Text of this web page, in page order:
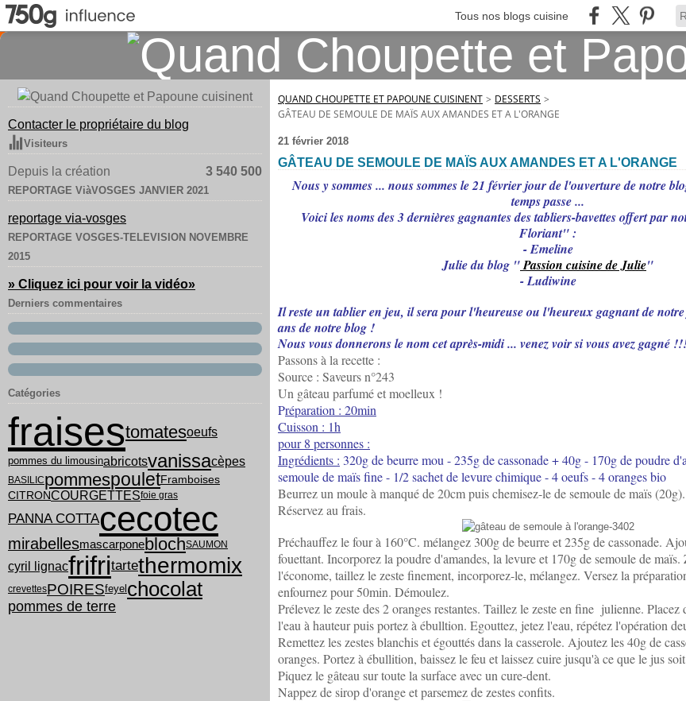
Tous nos blogs cuisine
Contacter le propriétaire du blog
Visiteurs
Depuis la création 3 540 500
REPORTAGE ViàVOSGES JANVIER 2021
reportage via-vosges
REPORTAGE VOSGES-TELEVISION NOVEMBRE
2015
» Cliquez ici pour voir la vidéo»
Derniers commentaires
Catégories
fraisestomatesoeufs
pommes du limousinabricotsvanissacèpes
BASILICpommespouletFramboises
CITRONCOURGETTESfoie gras
PANNA COTTAcecotec
mirabellesmascarponeblochSAUMON
cyril lignacfrifritartethermomix
crevettesPOIRESfeyel chocolat
pommes de terre
QUAND CHOUPETTE ET PAPOUNE CUISINENT > DESSERTS >
GÂTEAU DE SEMOULE DE MAÏS AUX AMANDES ET A L'ORANGE
21 février 2018
GÂTEAU DE SEMOULE DE MAÏS AUX AMANDES ET A L'ORANGE
Nous y sommes ... nous sommes le 21 février jour de l'ouverture de notre
temps passe ...
Voici les noms des 3 dernières gagnantes des tabliers-bavettes offert par
Floriant" :
- Emeline
Julie du blog "Passion cuisine de Julie"
- Ludiwine
Il reste un tablier en jeu, il sera pour l'heureuse ou l'heureux gagnant de
ans de notre blog !
Nous vous donnerons le nom cet après-midi ... venez voir si vous avez gagné
Passons à la recette :
Source : Saveurs n°243
Un gâteau parfumé et moelleux !
Préparation : 20min
Cuisson : 1h
pour 8 personnes :
Ingrédients : 320g de beurre mou - 235g de cassonade + 40g - 170g de poudre
semoule de maïs fine - 1/2 sachet de levure chimique - 4 oeufs - 4 oranges bio
Beurrez un moule à manqué de 20cm puis chemisez-le de semoule de maïs
Réservez au frais.
Préchauffez le four à 160°C. mélangez 300g de beurre et 235g de cassonade.
fouettant. Incorporez la poudre d'amandes, la levure et 170g de semoule de maïs.
l'économe, taillez le zeste finement, incorporez-le, mélangez. Versez la
enfournez pour 50min. Démoulez.
Prélevez le zeste des 2 oranges restantes. Taillez le zeste en fine julienne. Placez
l'eau à hauteur puis portez à ébulltion. Egouttez, jetez l'eau, répétez l'opération
Remettez les zestes blanchis et égouttés dans la casserole. Ajoutez les 40g de
oranges. Portez à ébullition, baissez le feu et laissez cuire jusqu'à ce que le jus
Piquez le gâteau sur toute la surface avec un cure-dent.
Nappez de sirop d'orange et parsemez de zestes confits.